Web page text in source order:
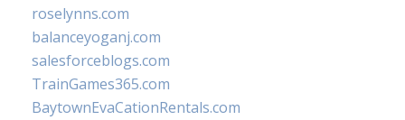
roselynns.com
balanceyoganj.com
salesforceblogs.com
TrainGames365.com
BaytownEvaCationRentals.com